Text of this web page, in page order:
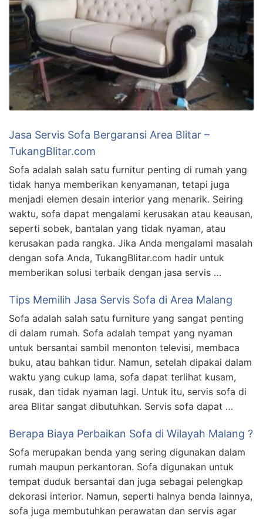
Jasa Servis Sofa Bergaransi Area Blitar –
TukangBlitar.com
Sofa adalah salah satu furnitur penting di rumah yang
tidak hanya memberikan kenyamanan, tetapi juga
menjadi elemen desain interior yang menarik. Seiring
waktu, sofa dapat mengalami kerusakan atau keausan,
seperti sobek, bantalan yang tidak nyaman, atau
kerusakan pada rangka. Jika Anda mengalami masalah
dengan sofa Anda, TukangBlitar.com hadir untuk
memberikan solusi terbaik dengan jasa servis …
Tips Memilih Jasa Servis Sofa di Area Malang
Sofa adalah salah satu furniture yang sangat penting
di dalam rumah. Sofa adalah tempat yang nyaman
untuk bersantai sambil menonton televisi, membaca
buku, atau bahkan tidur. Namun, setelah dipakai dalam
waktu yang cukup lama, sofa dapat terlihat kusam,
rusak, dan tidak nyaman lagi. Untuk itu, servis sofa di
area Blitar sangat dibutuhkan. Servis sofa dapat …
Berapa Biaya Perbaikan Sofa di Wilayah Malang ?
Sofa merupakan benda yang sering digunakan dalam
rumah maupun perkantoran. Sofa digunakan untuk
tempat duduk bersantai dan juga sebagai pelengkap
dekorasi interior. Namun, seperti halnya benda lainnya,
sofa juga membutuhkan perawatan dan servis agar